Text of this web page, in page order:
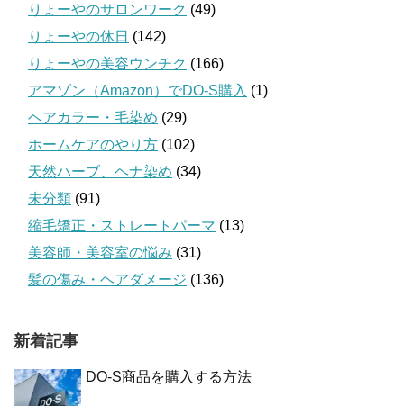
りょーやのサロンワーク (49)
りょーやの休日 (142)
りょーやの美容ウンチク (166)
アマゾン（Amazon）でDO-S購入 (1)
ヘアカラー・毛染め (29)
ホームケアのやり方 (102)
天然ハーブ、ヘナ染め (34)
未分類 (91)
縮毛矯正・ストレートパーマ (13)
美容師・美容室の悩み (31)
髪の傷み・ヘアダメージ (136)
新着記事
DO-S商品を購入する方法